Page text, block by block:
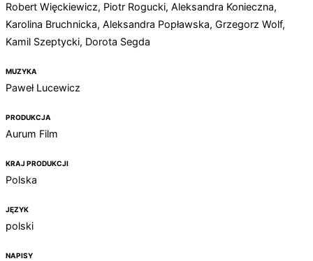
Robert Więckiewicz, Piotr Rogucki, Aleksandra Konieczna,
Karolina Bruchnicka, Aleksandra Popławska, Grzegorz Wolf,
Kamil Szeptycki, Dorota Segda
MUZYKA
Paweł Lucewicz
PRODUKCJA
Aurum Film
KRAJ PRODUKCJI
Polska
JĘZYK
polski
NAPISY